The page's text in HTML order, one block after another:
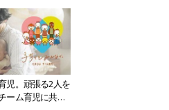
児。頑張る2人を
ーム育児に共感